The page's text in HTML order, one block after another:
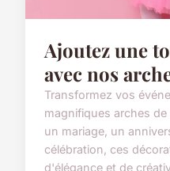
Ajoutez une
avec nos
Transformez vos
magnifiques arches
un mariage, un
célébration, ces
d'élégance et de